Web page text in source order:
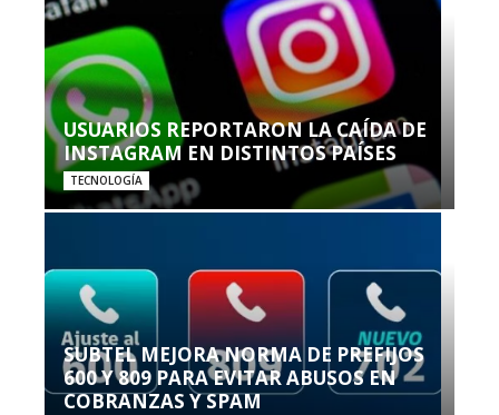
USUARIOS REPORTARON LA CAÍDA DE
INSTAGRAM EN DISTINTOS PAÍSES
TECNOLOGÍA
SUBTEL MEJORA NORMA DE PREFIJOS
600 Y 809 PARA EVITAR ABUSOS EN
COBRANZAS Y SPAM